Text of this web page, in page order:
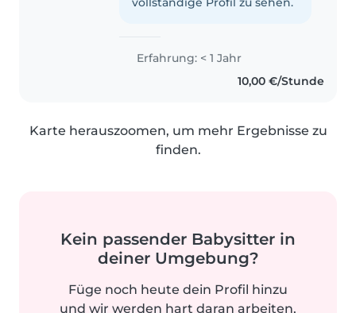
Erfahrung: < 1 Jahr
10,00 €/Stunde
Karte herauszoomen, um mehr Ergebnisse zu
finden.
Kein passender Babysitter in
deiner Umgebung?
Füge noch heute dein Profil hinzu
und wir werden hart daran arbeiten,